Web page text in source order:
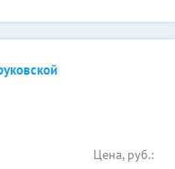
Цена, руб.: